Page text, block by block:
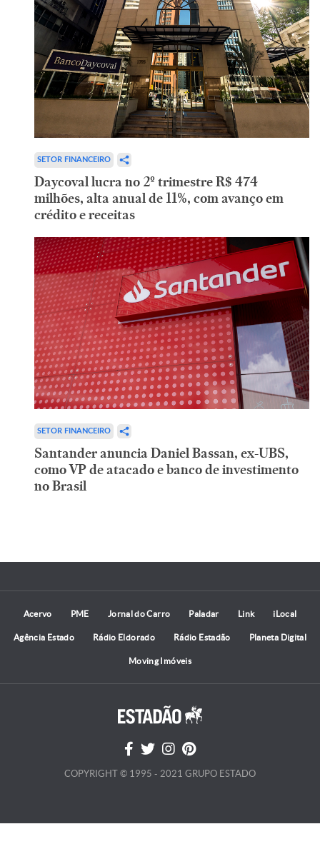
SETOR FINANCEIRO
Daycoval lucra no 2º trimestre R$ 474
milhões, alta anual de 11%, com avanço em
crédito e receitas
SETOR FINANCEIRO
Santander anuncia Daniel Bassan, ex-UBS,
como VP de atacado e banco de investimento
no Brasil
Acervo PME Jornal do Carro Paladar Link iLocal
Agência Estado Rádio Eldorado Rádio Estadão Planeta Digital
Moving Imóveis
COPYRIGHT © 1995 - 2021 GRUPO ESTADO